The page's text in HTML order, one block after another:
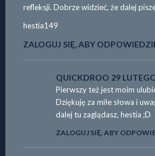
refleksji. Dobrze widzieć, że dalej
hestia149
ZALOGUJ SIĘ, ABY
QUICKDROO 29
Pierwszy też jest moim
Dziękuję za miłe słowa i
dalej tu zaglądasz, hestia ;D
ZALOGUJ SIĘ, ABY